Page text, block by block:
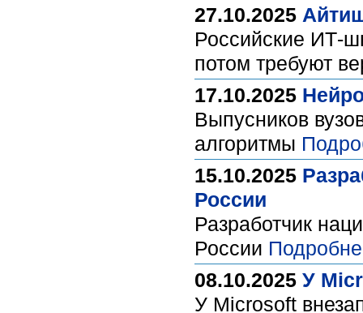
27.10.2025
Российские ИТ-
потом требуют
17.10.2025
Выпусников
алгоритмы
15.10.2025
России
Разработчик
России
08.10.2025 У
У Microsoft